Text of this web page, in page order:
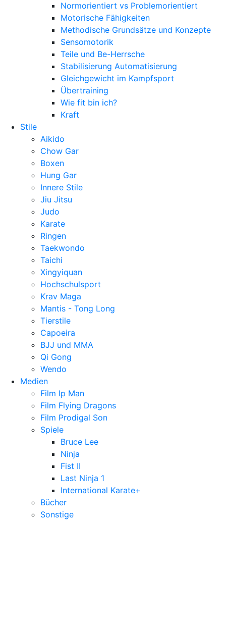
Normorientiert vs Problemorientiert
Motorische Fähigkeiten
Methodische Grundsätze und Konzepte
Sensomotorik
Teile und Be-Herrsche
Stabilisierung Automatisierung
Gleichgewicht im Kampfsport
Übertraining
Wie fit bin ich?
Kraft
Stile
Aikido
Chow Gar
Boxen
Hung Gar
Innere Stile
Jiu Jitsu
Judo
Karate
Ringen
Taekwondo
Taichi
Xingyiquan
Hochschulsport
Krav Maga
Mantis - Tong Long
Tierstile
Capoeira
BJJ und MMA
Qi Gong
Wendo
Medien
Film Ip Man
Film Flying Dragons
Film Prodigal Son
Spiele
Bruce Lee
Ninja
Fist II
Last Ninja 1
International Karate+
Bücher
Sonstige